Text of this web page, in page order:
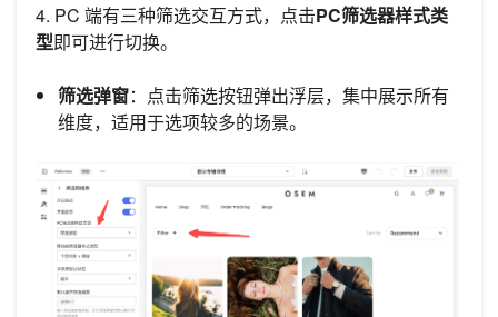
4. PC 端有三种筛选交互方式，点击PC筛选器样式类
型即可进行切换。
筛选弹窗：点击筛选按钮弹出浮层，集中展示所有
维度，适用于选项较多的场景。